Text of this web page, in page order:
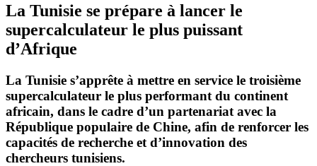
La Tunisie se prépare à lancer le
supercalculateur le plus puissant
d’Afrique
La Tunisie s’apprête à mettre en service le troisième
supercalculateur le plus performant du continent
africain, dans le cadre d’un partenariat avec la
République populaire de Chine, afin de renforcer les
capacités de recherche et d’innovation des
chercheurs tunisiens.